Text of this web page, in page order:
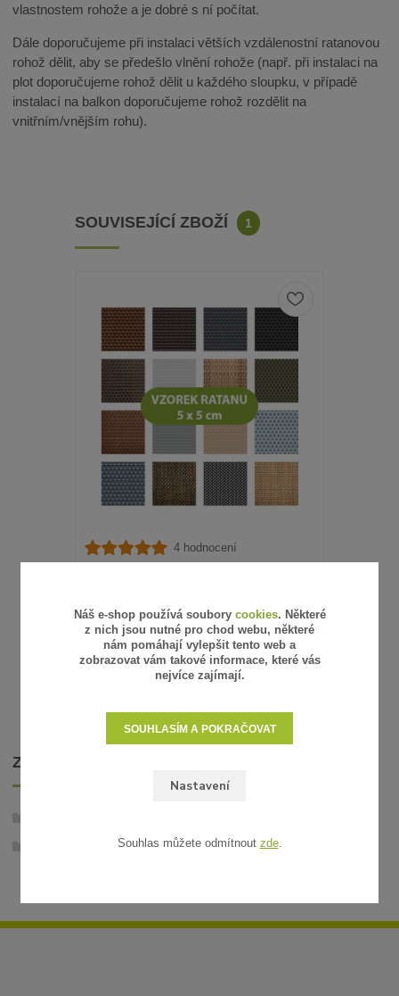
vlastnostem rohože a je dobré s ní počítat.
Dále doporučujeme při instalaci větších vzdálenostní ratanovou
rohož dělit, aby se předešlo vlnění rohože (např. při instalaci na
plot doporučujeme rohož dělit u každého sloupku, v případě
instalací na balkon doporučujeme rohož rozdělit na
vnitřním/vnějším rohu).
SOUVISEJÍCÍ ZBOŽÍ 1
4 hodnocení
15 Kč/ks
12 Kčbez DPH SKLADEM
ZVOLIT VARIANTU
ZBOŽÍ ZAŘAZENO V KATEGORIÍCH
Ratanové rohože v metráži
Náš e-shop používá soubory cookies. Některé
z nich jsou nutné pro chod webu, některé
nám pomáhají vylepšit tento web a
zobrazovat vám takové informace, které vás
nejvíce zajímají.
Nastavení
SOUHLASÍM A POKRAČOVAT
Souhlas můžete odmítnout zde.